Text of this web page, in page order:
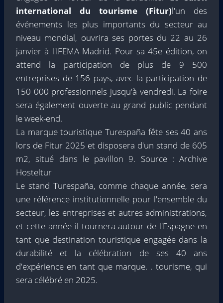
international du tourisme (Fitur)l'un des
événements les plus importants du secteur au
niveau mondial, ouvrira ses portes du 22 au 26
janvier à l'IFEMA Madrid. Pour sa 45e édition, on
attend la participation de plus de 9 500
entreprises de 156 pays, avec la participation de
150 000 professionnels jusqu'à vendredi. La foire
sera également ouverte au grand public pendant
le week-end.
La marque touristique Turespaña fête ses 40 ans
lors de Fitur 2025 et disposera d'un stand de 605
m2, situé dans le pavillon 9. Source : Archive
Hosteltur
Le stand Turespaña, comme chaque année, sera
une référence institutionnelle pour l'ensemble du
secteur, les entreprises et autres administrations,
et cette année il tournera autour de l'Espagne en
tant que destination touristique engagée dans la
durabilité et la célébration de ses 40 ans
d'expérience en tant que marque. . tourisme, qui
sera célébré en 2025.